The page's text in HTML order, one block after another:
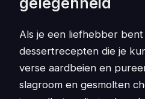
Als je een liefhebber
dessertrecepten die je
verse aardbeien en
slagroom en gesmolten